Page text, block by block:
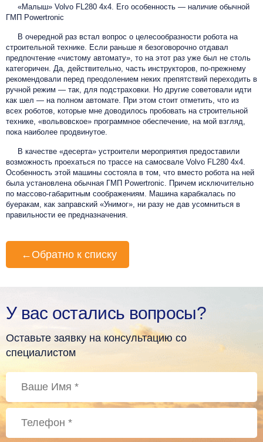
«Малыш» Volvo FL280 4x4. Его особенность — наличие обычной
ГМП Powertronic
В очередной раз встал вопрос о целесообразности робота на
строительной технике. Если раньше я безоговорочно отдавал
предпочтение «чистому автомату», то на этот раз уже был не столь
категоричен. Да, действительно, часть инструкторов, по-прежнему
рекомендовали перед преодолением неких препятствий переходить в
ручной режим — так, для подстраховки. Но другие советовали идти
как шел — на полном автомате. При этом стоит отметить, что из
всех роботов, которые мне доводилось пробовать на строительной
технике, «вольвовское» программное обеспечение, на мой взгляд,
пока наиболее продвинутое.
В качестве «десерта» устроители мероприятия предоставили
возможность проехаться по трассе на самосвале Volvo FL280 4х4.
Особенность этой машины состояла в том, что вместо робота на ней
была установлена обычная ГМП Powertronic. Причем исключительно
по массово-габаритным соображениям. Машина карабкалась по
буеракам, как заправский «Унимог», ни разу не дав усомниться в
правильности ее предназначения.
← Обратно к списку
У вас остались вопросы?
Оставьте заявку на консультацию со
специалистом